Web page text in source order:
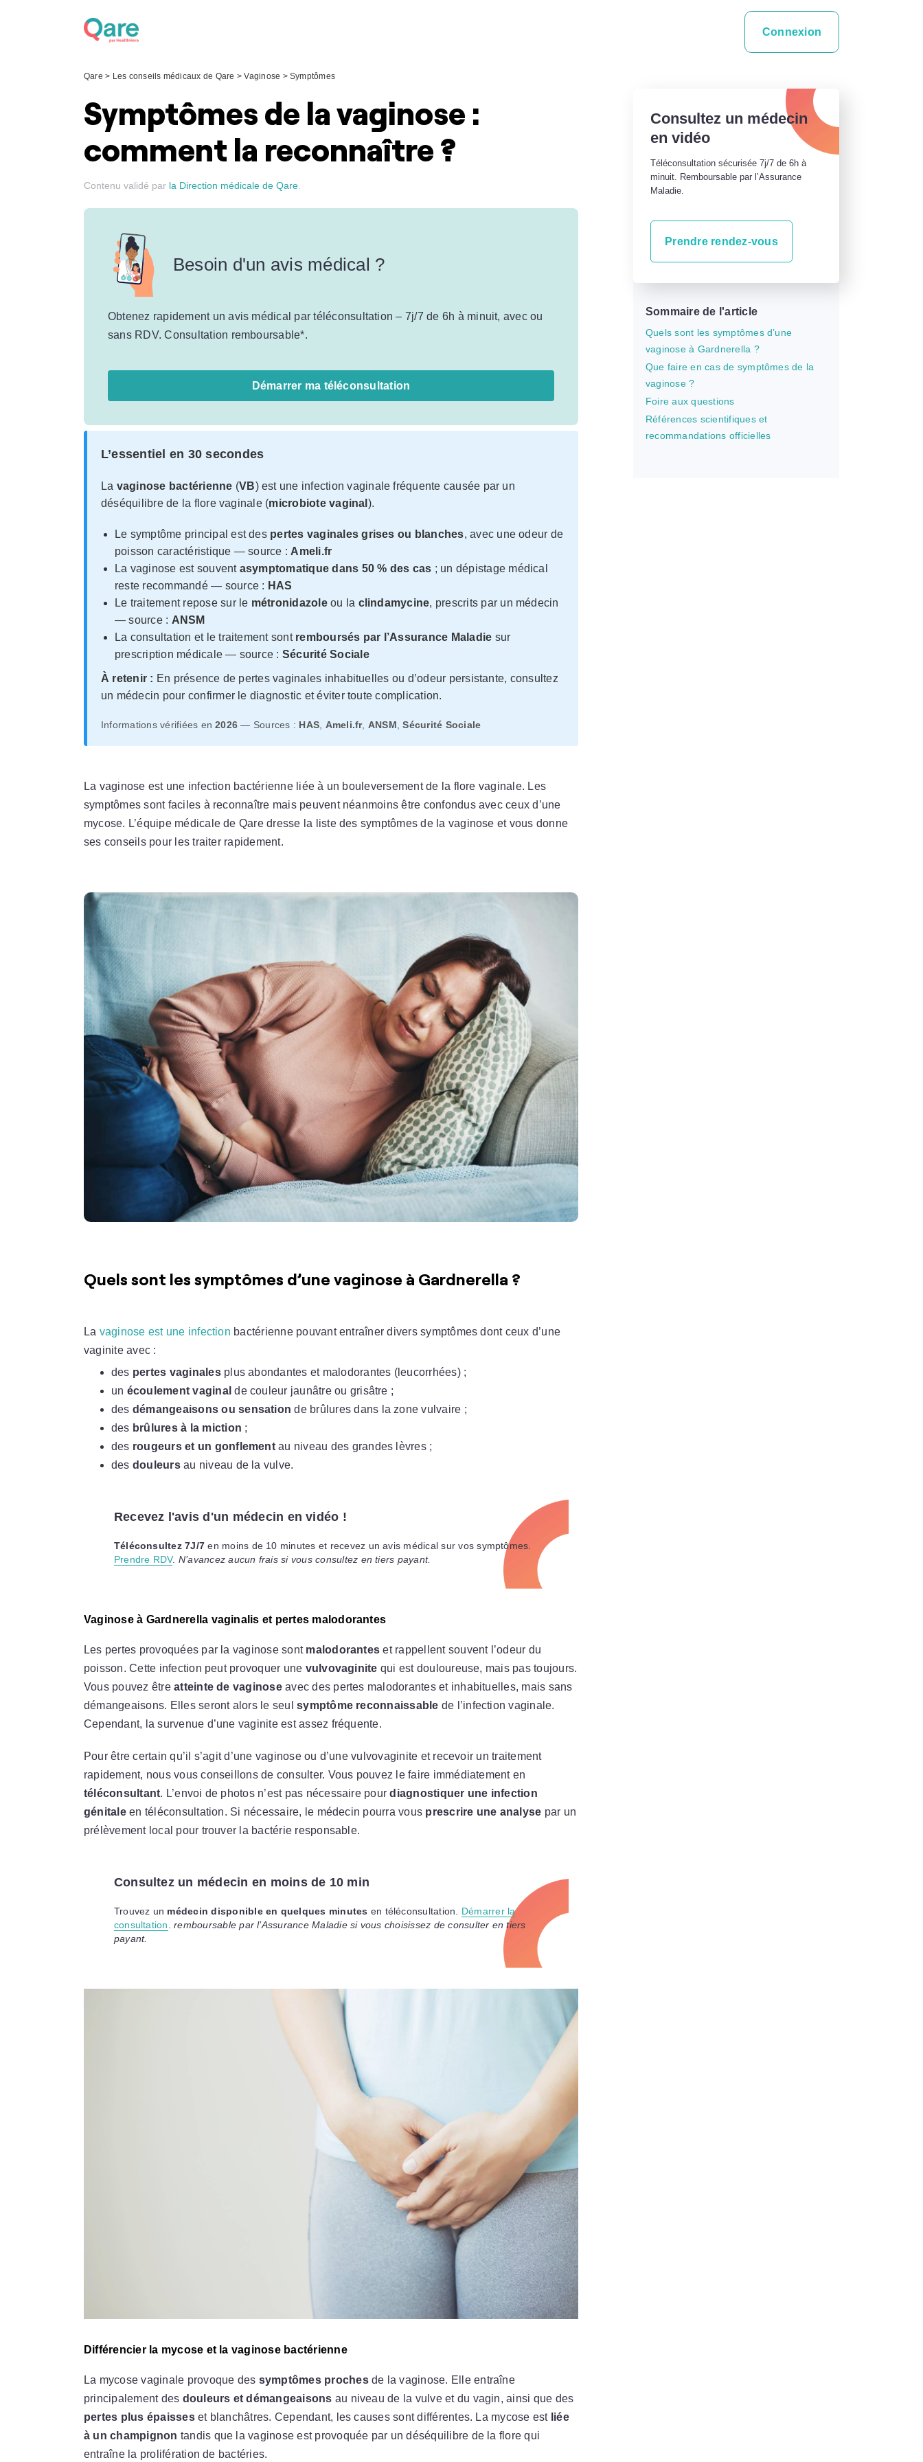
Connexion
Qare > Les conseils médicaux de Qare >Vaginose >Symptômes
Symptômes de la vaginose :
comment la reconnaître ?
Contenu validé par la Direction médicale de Qare.
Besoin d'un avis médical ?
Obtenez rapidement un avis médical par téléconsultation – 7j/7 de 6h à minuit, avec ou
sans RDV. Consultation remboursable*.
Démarrer ma téléconsultation
L’essentiel en 30 secondes
La vaginose bactérienne (VB) est une infection vaginale fréquente causée par un
déséquilibre de la flore vaginale (microbiote vaginal ).
Le symptôme principal est des pertes vaginales grises ou blanches, avec une odeur de
poisson caractéristique — source : Ameli.fr
La vaginose est souvent asymptomatique dans 50 % des cas ; un dépistage médical
reste recommandé — source : HAS
Le traitement repose sur le métronidazoleou la clindamycine, prescrits par un médecin
— source : ANSM
La consultation et le traitement sont remboursés par l’Assurance Maladie sur
prescription médicale — source : Sécurité Sociale
À retenir : En présence de pertes vaginales inhabituelles ou d’odeur persistante, consultez
un médecin pour confirmer le diagnostic et éviter toute complication.
Informations vérifiées en2026 — Sources : HAS, Ameli.fr, ANSM ,Sécurité Sociale
La vaginose est une infection bactérienne liée à un bouleversement de la flore vaginale. Les
symptômes sont faciles à reconnaître mais peuvent néanmoins être confondus avec ceux d’une
mycose. L’équipe médicale de Qare dresse la liste des symptômes de la vaginose et vous donne
ses conseils pour les traiter rapidement.
Quels sont les symptômes d’une vaginose à Gardnerella ?
La vaginose est une infection bactérienne pouvant entraîner divers symptômes dont ceux d’une
vaginite avec :
des pertes vaginalesplus abondantes et malodorantes (leucorrhées) ;
un écoulement vaginal de couleur jaunâtre ou grisâtre ;
des démangeaisons ou sensation de brûlures dans la zone vulvaire ;
des brûlures à la miction ;
des rougeurs et un gonflementau niveau des grandes lèvres ;
des douleursau niveau de la vulve.
Recevez l'avis d'un médecin en vidéo !
Téléconsultez 7J/7 en moins de 10 minutes et recevez un avis médical sur vos symptômes.
Prendre RDV. N’avancez aucun frais si vous consultez en tiers payant.
Vaginose à Gardnerella vaginalis et pertes malodorantes
Les pertes provoquées par la vaginose sont malodorantes et rappellent souvent l’odeur du
poisson. Cette infection peut provoquer une vulvovaginite qui est douloureuse, mais pas toujours.
Vous pouvez êtreatteinte de vaginoseavec des pertes malodorantes et inhabituelles, mais sans
démangeaisons. Elles seront alors le seulsymptôme reconnaissable de l’infection vaginale.
Cependant, la survenue d’une vaginite est assez fréquente.
Pour être certain qu’il s’agit d’une vaginose ou d’une vulvovaginite et recevoir un traitement
rapidement, nous vous conseillons de consulter. Vous pouvez le faire immédiatement en
téléconsultant. L’envoi de photos n’est pas nécessaire pourdiagnostiquer une infection
génitaleen téléconsultation. Si nécessaire, le médecin pourra vous prescrire une analyse par un
prélèvement local pour trouver la bactérie responsable.
Consultez un médecin en moins de 10 min
Trouvez un médecin disponible en quelques minutes en téléconsultation. Démarrer la
consultation.remboursable par l’Assurance Maladiesi vous choisissez de consulter en tiers
payant.
Différencier la mycose et la vaginose bactérienne
La mycose vaginale provoque des symptômes prochesde la vaginose. Elle entraîne
principalement des douleurs et démangeaisons au niveau de la vulve et du vagin, ainsi que des
pertes plus épaisseset blanchâtres. Cependant, les causes sont différentes. La mycose est liée
à un champignon tandis que la vaginose est provoquée par un déséquilibre de la flore qui
entraîne la prolifération de bactéries.
Consultez un médecin
en vidéo
Téléconsultation sécurisée 7j/7 de 6h à
minuit. Remboursable par l’Assurance
Maladie.
Prendre rendez-vous
Sommaire de l'article
Quels sont les symptômes d’une
vaginose à Gardnerella ?
Que faire en cas de symptômes de la
vaginose ?
Foire aux questions
Références scientifiques et
recommandations officielles